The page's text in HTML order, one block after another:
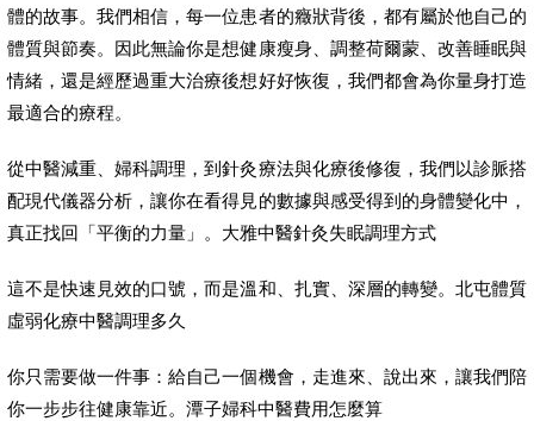
體的故事。我們相信，每一位患者的癥狀背後，都有屬於他自己的
體質與節奏。因此無論你是想健康瘦身、調整荷爾蒙、改善睡眠與
情緒，還是經歷過重大治療後想好好恢復，我們都會為你量身打造
最適合的療程。
從中醫減重、婦科調理，到針灸療法與化療後修復，我們以診脈搭
配現代儀器分析，讓你在看得見的數據與感受得到的身體變化中，
真正找回「平衡的力量」。大雅中醫針灸失眠調理方式
這不是快速見效的口號，而是溫和、扎實、深層的轉變。北屯體質
虛弱化療中醫調理多久
你只需要做一件事：給自己一個機會，走進來、說出來，讓我們陪
你一步步往健康靠近。潭子婦科中醫費用怎麼算